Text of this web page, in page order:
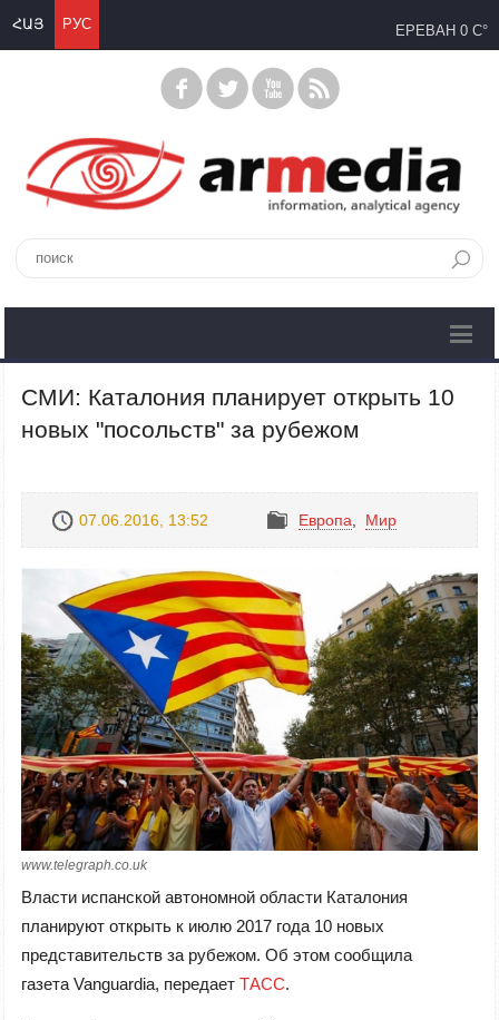
ՀԱՅ РУС ЕРЕВАН 0 C°
СМИ: Каталония планирует открыть 10
новых "посольств" за рубежом
07.06.2016, 13:52 Европа Mир
www.telegraph.co.uk
Власти испанской автономной области Каталония
планируют открыть к июлю 2017 года 10 новых
представительств за рубежом. Об этом сообщила
газета Vanguardia, передает ТАСС.